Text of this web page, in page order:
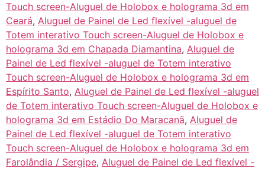
Touch screen-Aluguel de Holobox e holograma 3d em
Ceará, Aluguel de Painel de Led flexível -aluguel de
Totem interativo Touch screen-Aluguel de Holobox e
holograma 3d em Chapada Diamantina, Aluguel de
Painel de Led flexível -aluguel de Totem interativo
Touch screen-Aluguel de Holobox e holograma 3d em
Espírito Santo, Aluguel de Painel de Led flexível -aluguel
de Totem interativo Touch screen-Aluguel de Holobox e
holograma 3d em Estádio Do Maracanã, Aluguel de
Painel de Led flexível -aluguel de Totem interativo
Touch screen-Aluguel de Holobox e holograma 3d em
Farolândia / Sergipe, Aluguel de Painel de Led flexível -